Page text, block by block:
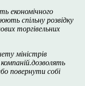
економічного
спільну розвідку
торгівельних
міністрів
дозволять
повернути собі